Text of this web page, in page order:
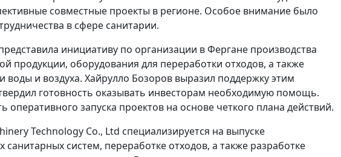
совместные проекты в регионе. Особое внимание было
в сфере санитарии.
инициативу по организации в Фергане производства
продукции, оборудования для переработки отходов, а также
воды и воздуха. Хайрулло Бозоров выразил поддержку этим
готовность оказывать инвесторам необходимую помощь.
оперативного запуска проектов на основе четкого плана действий.
Technology Co., Ltd специализируется на выпуске
санитарных систем, переработке отходов, а также разработке